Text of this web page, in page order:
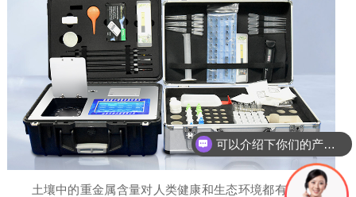
土壤中的重金属含量对人类健康和生态环境都有着重要影
可以介绍下你们的产品么